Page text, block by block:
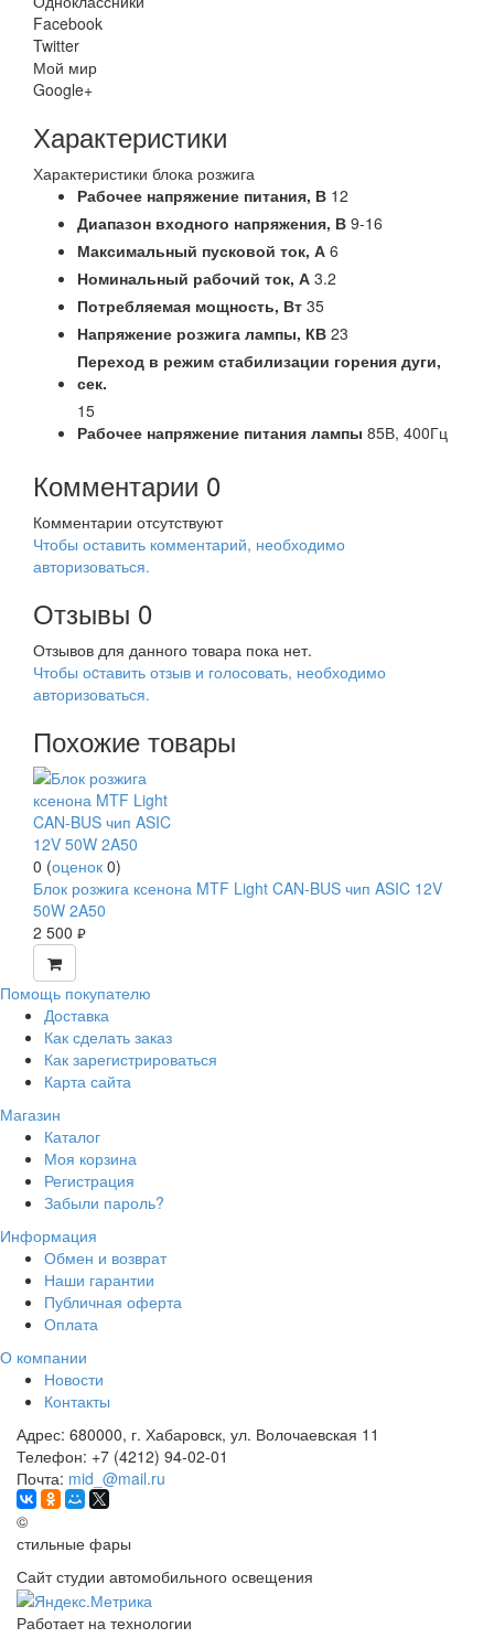
Facebook
Twitter
Мой мир
Google+
Характеристики
Характеристики блока розжига
Рабочее напряжение питания, В 12
Диапазон входного напряжения, В 9-16
Максимальный пусковой ток, А 6
Номинальный рабочий ток, А 3.2
Потребляемая мощность, Вт 35
Напряжение розжига лампы, КВ 23
Переход в режим стабилизации горения дуги,
сек.
15
Рабочее напряжение питания лампы 85В, 400Гц
Комментарии 0
Комментарии отсутствуют
Чтобы оставить комментарий, необходимо
авторизоваться.
Отзывы 0
Отзывов для данного товара пока нет.
Чтобы оcтавить отзыв и голосовать, необходимо
авторизоваться.
Похожие товары
0 (оценок 0)
Блок розжига ксенона MTF Light CAN-BUS чип ASIC 12V
50W 2A50
2 500 руб.
Помощь покупателю
Доставка
Как сделать заказ
Как зарегистрироваться
Карта сайта
Магазин
Каталог
Моя корзина
Регистрация
Забыли пароль?
Информация
Обмен и возврат
Наши гарантии
Публичная оферта
Оплата
О компании
Новости
Контакты
Адрес: 680000, г. Хабаровск, ул. Волочаевская 11
Телефон: +7 (4212) 94-02-01
Почта: mid_@mail.ru
©
стильные фары
Сайт студии автомобильного освещения
Работает на технологии